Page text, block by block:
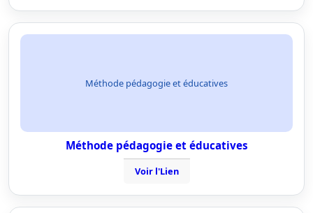
Méthode pédagogie et éducatives
Méthode pédagogie et éducatives
Voir l'Lien